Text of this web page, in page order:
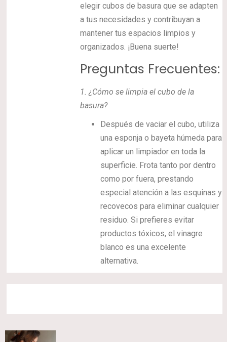
elegir cubos de basura que se adapten
a tus necesidades y contribuyan a
mantener tus espacios limpios y
organizados. ¡Buena suerte!
Preguntas Frecuentes:
1.¿Cómo se limpia el cubo de la
basura?
Después de vaciar el cubo, utiliza
una esponja o bayeta húmeda para
aplicar un limpiador en toda la
superficie. Frota tanto por dentro
como por fuera, prestando
especial atención a las esquinas y
recovecos para eliminar cualquier
residuo. Si prefieres evitar
productos tóxicos, el vinagre
blanco es una excelente
alternativa.